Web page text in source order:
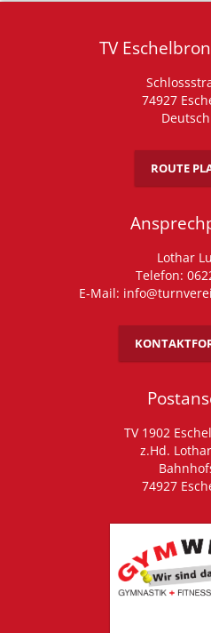
TV
74927
ROUTE
Lothar
Telefon:
E-Mail:
TV 1902
z.Hd.
74927